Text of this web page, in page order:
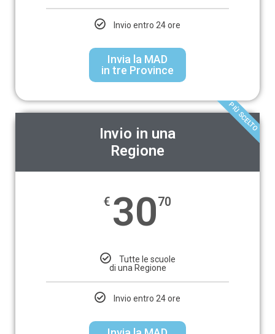
Invio entro 24 ore
Invia la MAD
in tre Province
PIÙ SCELTO
Invio in una
Regione
€ 3070
Tutte le scuole
di una Regione
Invio entro 24 ore